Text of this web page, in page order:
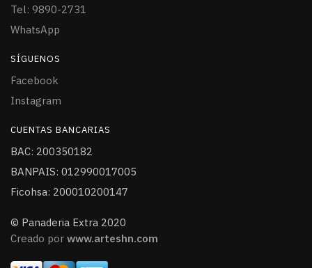
Tel: 9890-2731
WhatsApp
SÍGUENOS
Facebook
Instagram
CUENTAS BANCARIAS
BAC: 200350182
BANPAIS: 012990017005
Ficohsa: 200010200147
© Panaderia Extra 2020
Creado por www.arteshn.com